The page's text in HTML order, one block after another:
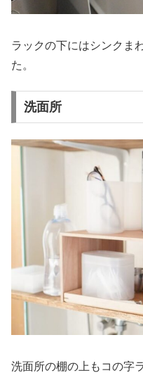
ラックの下にはシンクま
た。
洗面所
洗面所の棚の上もコの字